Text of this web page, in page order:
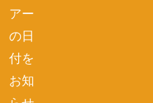
アー
の日
付を
お知